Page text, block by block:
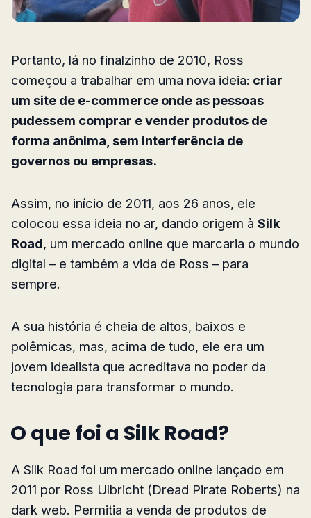
Portanto, lá no finalzinho de 2010, Ross
começou a trabalhar em uma nova ideia: criar
um site de e-commerce onde as pessoas
pudessem comprar e vender produtos de
forma anônima, sem interferência de
governos ou empresas.
Assim, no início de 2011, aos 26 anos, ele
colocou essa ideia no ar, dando origem à Silk
Road, um mercado online que marcaria o mundo
digital – e também a vida de Ross – para
sempre.
A sua história é cheia de altos, baixos e
polêmicas, mas, acima de tudo, ele era um
jovem idealista que acreditava no poder da
tecnologia para transformar o mundo.
O que foi a Silk Road?
A Silk Road foi um mercado online lançado em
2011 por Ross Ulbricht (Dread Pirate Roberts) na
dark web. Permitia a venda de produtos de